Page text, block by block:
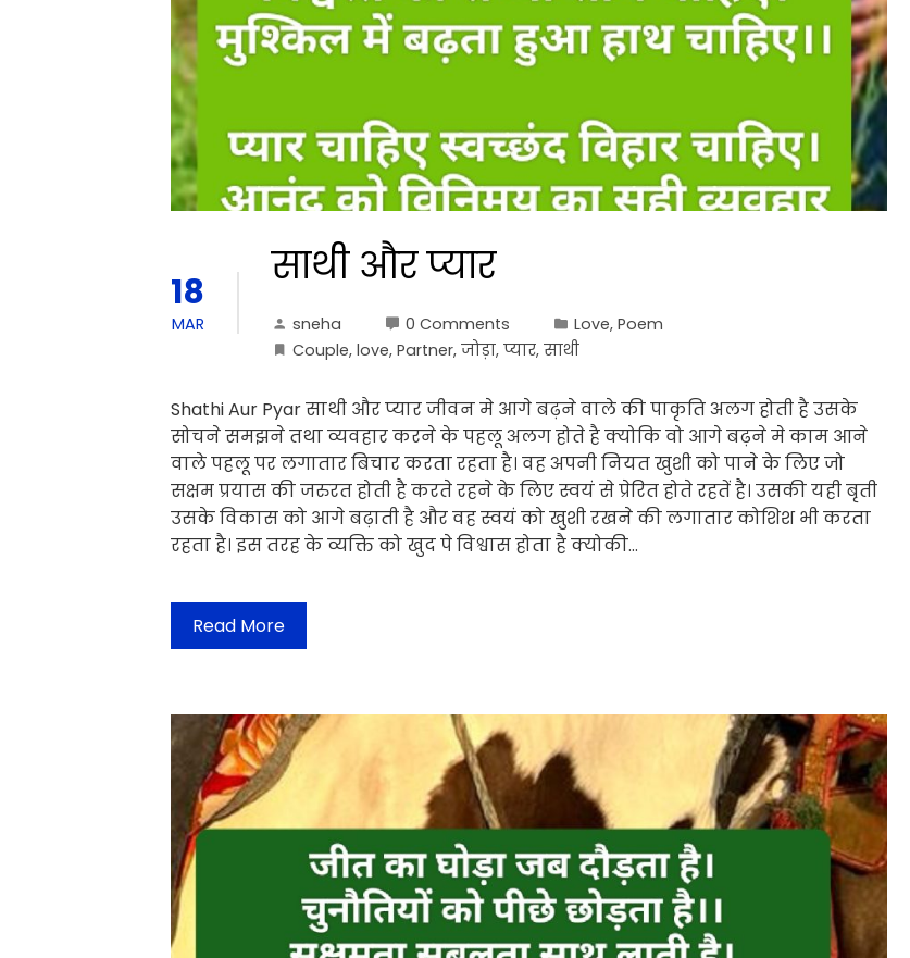
18
MAR
साथी और प्यार
sneha 0 Comments Love, Poem
Couple, love, Partner, जोड़ा, प्यार, साथी
Shathi Aur Pyar साथी और प्यार जीवन मे आगे बढ़ने वाले की पाकृति अलग होती है उसके
सोचने समझने तथा व्यवहार करने के पहलू अलग होते है क्योकि वो आगे बढ़ने मे काम आने
वाले पहलू पर लगातार बिचार करता रहता है। वह अपनी नियत खुशी को पाने के लिए जो
सक्षम प्रयास की जरुरत होती है करते रहने के लिए स्वयं से प्रेरित होते रहतें है। उसकी यही बृती
उसके विकास को आगे बढ़ाती है और वह स्वयं को खुशी रखने की लगातार कोशिश भी करता
रहता है। इस तरह के व्यक्ति को खुद पे विश्वास होता है क्योकी…
Read More